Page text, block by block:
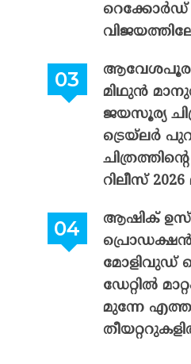
റെക്കോർഡ്
മിഥുൻ
ജയസൂര്യ
ട്രെയ്‌ലർ
റിലീസ്
ആഷിക്
മോളിവുഡ്
ഡേറ്റിൽ
മുന്നേ